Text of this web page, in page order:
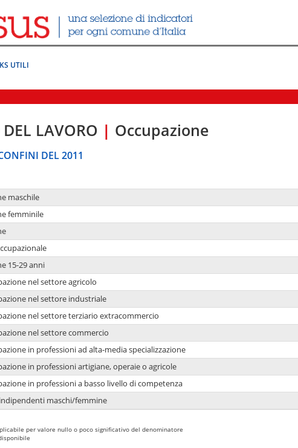
UTILI
LAVORO | Occupazione
DEL 2011
maschile
femminile
15-29 anni
nel settore agricolo
nel settore industriale
nel settore terziario extracommercio
nel settore commercio
in professioni ad alta-media specializzazione
in professioni artigiane, operaie o agricole
in professioni a basso livello di competenza
maschi/femmine
per valore nullo o poco significativo del denominatore